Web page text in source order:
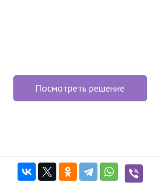
Посмотреть решение